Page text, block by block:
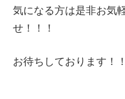
気になる方は是非お気
せ！！！
お待ちしております！